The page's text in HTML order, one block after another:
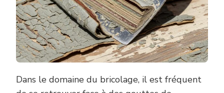
Dans le domaine du bricolage, il est fréquent